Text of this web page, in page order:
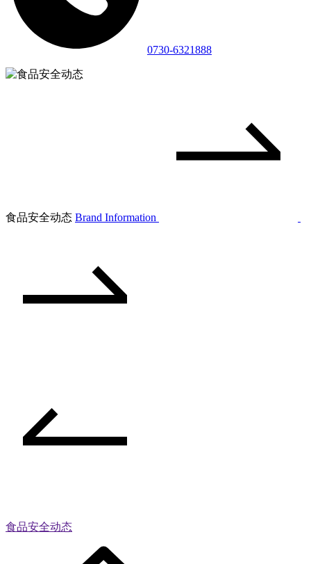
0730-6321888
食品安全动态 Brand Information
食品安全动态